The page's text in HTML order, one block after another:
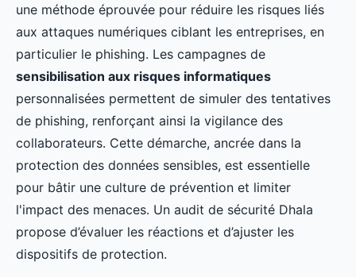
une méthode éprouvée pour réduire les risques liés
aux attaques numériques ciblant les entreprises, en
particulier le phishing. Les campagnes de
sensibilisation aux risques informatiques
personnalisées permettent de simuler des tentatives
de phishing, renforçant ainsi la vigilance des
collaborateurs. Cette démarche, ancrée dans la
protection des données sensibles, est essentielle
pour bâtir une culture de prévention et limiter
l'impact des menaces. Un audit de sécurité Dhala
propose d’évaluer les réactions et d’ajuster les
dispositifs de protection.